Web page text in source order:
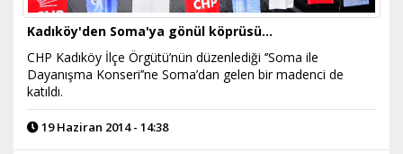
Kadıköy'den Soma'ya gönül köprüsü...
CHP Kadıköy İlçe Örgütü’nün düzenlediği ‘’Soma ile
Dayanışma Konseri’’ne Soma’dan gelen bir madenci de
katıldı.
19 Haziran 2014 - 14:38